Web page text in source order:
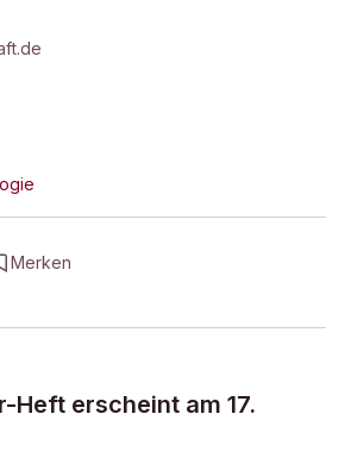
Merken
Heft erscheint am 17.